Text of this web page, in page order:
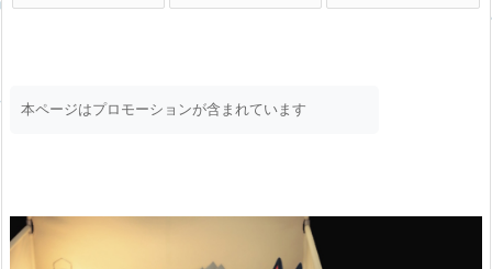
本ページはプロモーションが含まれています